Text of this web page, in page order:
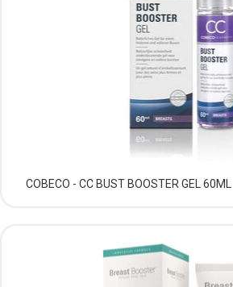
COBECO - CC BUST BOOSTER GEL 60ML